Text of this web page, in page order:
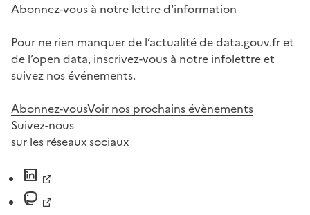
Abonnez-vous à notre lettre d'information
Pour ne rien manquer de l’actualité de data.gouv.fr et
de l’open data, inscrivez-vous à notre infolettre et
suivez nos événements.
Abonnez-vousVoir nos prochains évènements
Suivez-nous
sur les réseaux sociaux